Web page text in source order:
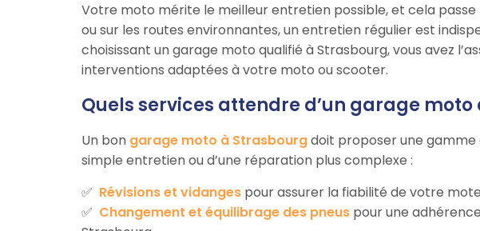
Votre moto mérite le meilleur entretien possible, et cela passe
ou sur les routes environnantes, un entretien régulier est
choisissant un garage moto qualifié à Strasbourg, vous avez
interventions adaptées à votre moto ou scooter.
Quels services attendre d’un garage moto
Un bon garage moto à Strasbourgdoit proposer une gamme
simple entretien ou d’une réparation plus complexe :
Révisions et vidanges pour assurer la fiabilité de votre
Changement et équilibrage des pneus pour une